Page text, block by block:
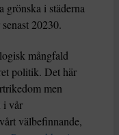
grönska i städerna
20230.
mångfald
politik. Det här
men
i vår
välbefinnande,